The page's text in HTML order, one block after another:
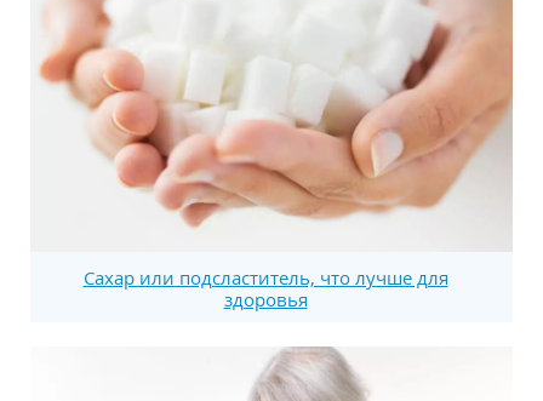
Сахар или подсластитель, что лучше для
здоровья